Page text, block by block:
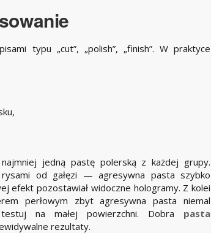
typu „cut”, „polish”, „finish”. W praktyce
jedną pastę polerską z każdej grupy.
od gałęzi — agresywna pasta szybko
efekt pozostawiał widoczne hologramy. Z kolei
perłowym zbyt agresywna pasta niemal
na małej powierzchni. Dobra pasta
rezultaty.